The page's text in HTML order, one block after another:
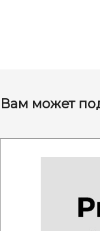
Вам может